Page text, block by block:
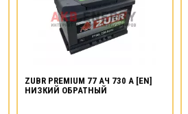
ZUBR PREMIUM 77 АЧ 730 А [EN]
НИЗКИЙ ОБРАТНЫЙ